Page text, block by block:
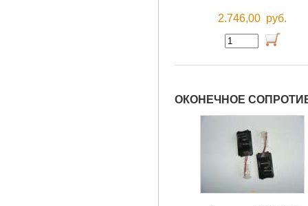
2.746,00 руб.
ОКОНЕЧНОЕ